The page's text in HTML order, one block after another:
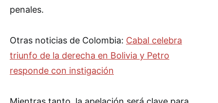
penales.
Otras noticias de Colombia: Cabal celebra
triunfo de la derecha en Bolivia y Petro
responde con instigación